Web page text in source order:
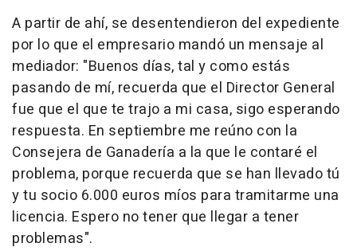
A partir de ahí, se desentendieron del expediente
por lo que el empresario mandó un mensaje al
mediador: "Buenos días, tal y como estás
pasando de mí, recuerda que el Director General
fue que el que te trajo a mi casa, sigo esperando
respuesta. En septiembre me reúno con la
Consejera de Ganadería a la que le contaré el
problema, porque recuerda que se han llevado tú
y tu socio 6.000 euros míos para tramitarme una
licencia. Espero no tener que llegar a tener
problemas".